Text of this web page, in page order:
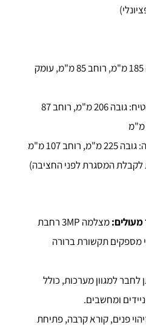
על הטיח: גובה 185 מ"מ, רוחב 85 מ"מ, עומק
קופסא תחת הטיח: גובה 206 מ"מ, רוחב 87
מסגרת השקעה: גובה 225 מ"מ, רוחב 107 מ"מ
לקבלת המסגרת לפני החציבה)
מעולים:
מצלמה 3MP רחבת
מספקים תקשורת ברורה
לחבר למגוון מערכות, כולל
פנים, קורא קרבה, פתיחת